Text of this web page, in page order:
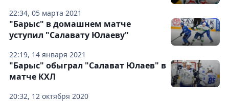
22:34, 05 марта 2021
22:19, 14 января 2021
"Барыс" в домашнем матче
уступил "Салавату Юлаеву"
20:32, 12 октября 2020
"Барыс" обыграл "Салават Юлаев" в
матче КХЛ